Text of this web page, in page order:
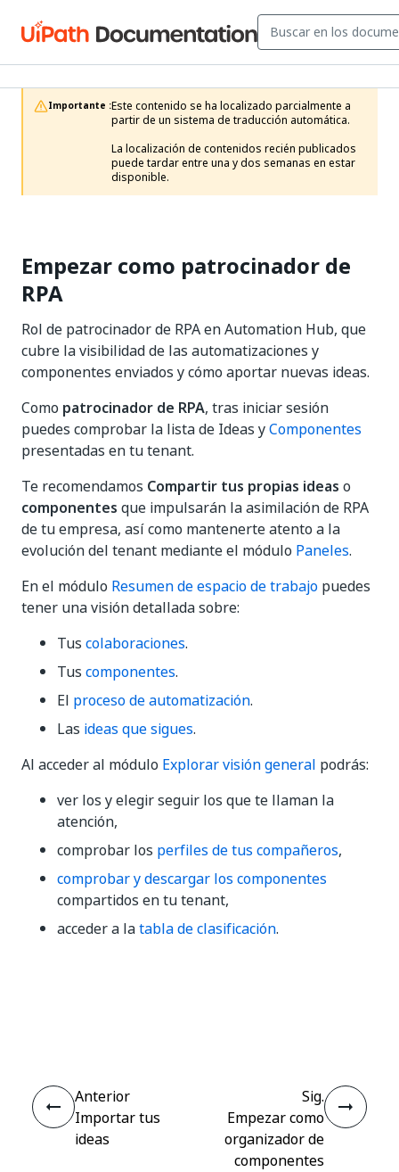
Importante :Este contenido se ha localizado parcialmente a
partir de un sistema de traducción automática.
La localización de contenidos recién publicados
puede tardar entre una y dos semanas en estar
disponible.
Empezar como patrocinador de
RPA
Rol de patrocinador de RPA en Automation Hub, que
cubre la visibilidad de las automatizaciones y
componentes enviados y cómo aportar nuevas ideas.
Como patrocinador de RPA, tras iniciar sesión
puedes comprobar la lista de Ideas yComponentes
presentadas en tu tenant.
Te recomendamos Compartir tus propias ideas o
componentes que impulsarán la asimilación de RPA
de tu empresa, así como mantenerte atento a la
evolución del tenant mediante el módulo Paneles.
En el módulo Resumen de espacio de trabajo puedes
tener una visión detallada sobre:
Tus colaboraciones.
Tus componentes.
El proceso de automatización.
Las ideas que sigues.
Al acceder al módulo Explorar visión general podrás:
ver los y elegir seguir los que te llaman la
atención,
comprobar los perfiles de tus compañeros,
comprobar y descargar los componentes
compartidos en tu tenant,
acceder a latabla de clasificación.
Anterior
Importar tus
ideas
Sig.
Empezar como
organizador de
componentes